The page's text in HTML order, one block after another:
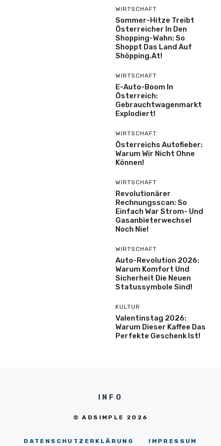
WIRTSCHAFT
Sommer-Hitze Treibt
Österreicher In Den
Shopping-Wahn: So
Shoppt Das Land Auf
Shöpping.at!
WIRTSCHAFT
E-Auto-Boom In
Österreich:
Gebrauchtwagenmarkt
Explodiert!
WIRTSCHAFT
Österreichs Autofieber:
Warum Wir Nicht Ohne
Können!
WIRTSCHAFT
Revolutionärer
Rechnungsscan: So
Einfach War Strom- Und
Gasanbieterwechsel
Noch Nie!
WIRTSCHAFT
Auto-Revolution 2026:
Warum Komfort Und
Sicherheit Die Neuen
Statussymbole Sind!
KULTUR
Valentinstag 2026:
Warum Dieser Kaffee Das
Perfekte Geschenk Ist!
INFO
© ADSIMPLE 2026
DATENSCHUTZERKLÄRUNG IMPRESSUM